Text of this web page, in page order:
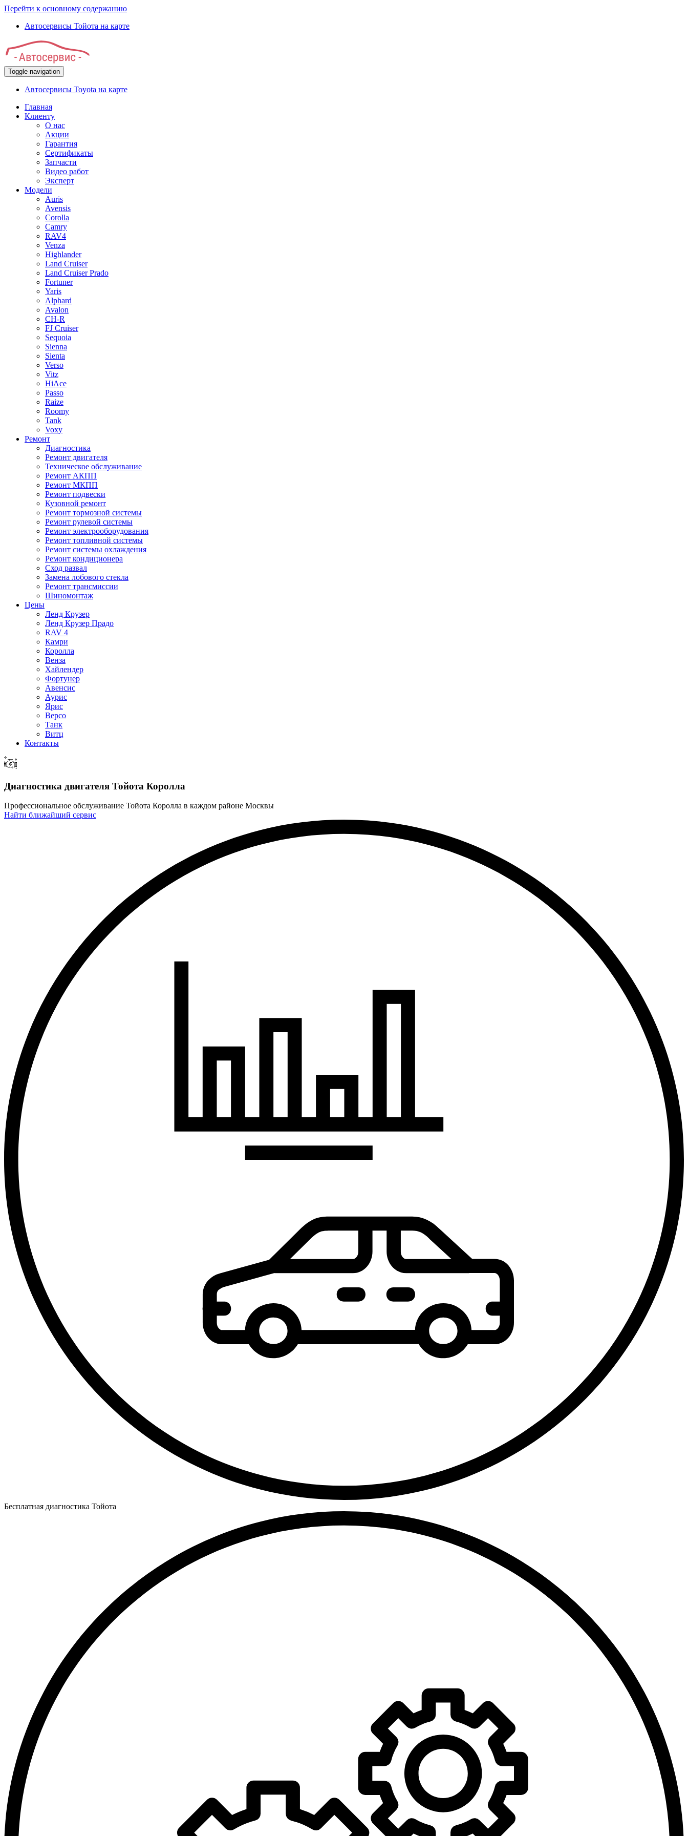
Перейти к основному содержанию
Автосервисы Тойота на карте
Toggle navigation
Автосервисы Toyota на карте
Главная
Клиенту
О нас
Акции
Гарантия
Сертификаты
Запчасти
Видео работ
Эксперт
Модели
Auris
Avensis
Corolla
Camry
RAV4
Venza
Highlander
Land Cruiser
Land Cruiser Prado
Fortuner
Yaris
Alphard
Avalon
CH-R
FJ Cruiser
Sequoia
Sienna
Sienta
Verso
Vitz
HiAce
Passo
Raize
Roomy
Tank
Voxy
Ремонт
Диагностика
Ремонт двигателя
Техническое обслуживание
Ремонт АКПП
Ремонт МКПП
Ремонт подвески
Кузовной ремонт
Ремонт тормозной системы
Ремонт рулевой системы
Ремонт электрооборудования
Ремонт топливной системы
Ремонт системы охлаждения
Ремонт кондиционера
Сход развал
Замена лобового стекла
Ремонт трансмиссии
Шиномонтаж
Цены
Ленд Крузер
Ленд Крузер Прадо
RAV 4
Камри
Королла
Венза
Хайлендер
Фортунер
Авенсис
Аурис
Ярис
Версо
Танк
Витц
Контакты
Диагностика двигателя Тойота Королла
Профессиональное обслуживание Тойота Королла в каждом районе Москвы
Найти ближайший сервис
Бесплатная диагностика Тойота